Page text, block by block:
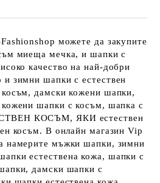
можете да закупите
миеща мечка, и шапки с
качество на най-добри
зимни шапки с естествен
дамски кожени шапки,
шапки с косъм, шапка с
КОСЪМ, ЯКИ естествен
косъм. В онлайн магазин Vip
намерите мъжки шапки, зимни
естествена кожа, шапки с
дамски шапки с